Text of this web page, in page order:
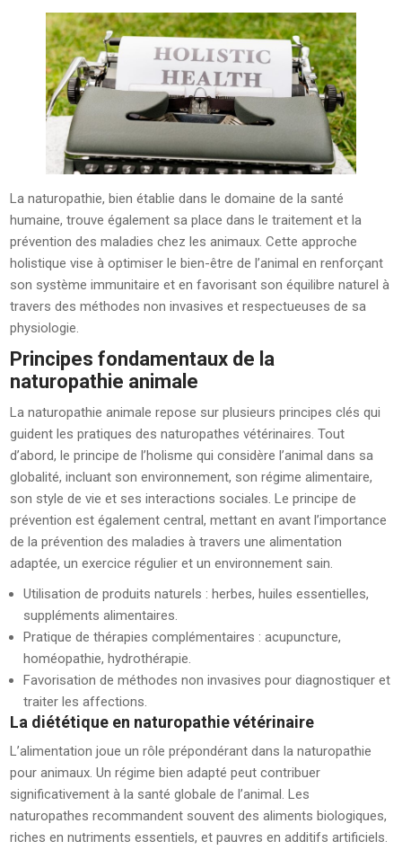
La naturopathie, bien établie dans le domaine de la santé
humaine, trouve également sa place dans le traitement et la
prévention des maladies chez les animaux. Cette approche
holistique vise à optimiser le bien-être de l’animal en renforçant
son système immunitaire et en favorisant son équilibre naturel à
travers des méthodes non invasives et respectueuses de sa
physiologie.
Principes fondamentaux de la
naturopathie animale
La naturopathie animale repose sur plusieurs principes clés qui
guident les pratiques des naturopathes vétérinaires. Tout
d’abord, le principe de l’holisme qui considère l’animal dans sa
globalité, incluant son environnement, son régime alimentaire,
son style de vie et ses interactions sociales. Le principe de
prévention est également central, mettant en avant l’importance
de la prévention des maladies à travers une alimentation
adaptée, un exercice régulier et un environnement sain.
Utilisation de produits naturels : herbes, huiles essentielles,
suppléments alimentaires.
Pratique de thérapies complémentaires : acupuncture,
homéopathie, hydrothérapie.
Favorisation de méthodes non invasives pour diagnostiquer et
traiter les affections.
La diététique en naturopathie vétérinaire
L’alimentation joue un rôle prépondérant dans la naturopathie
pour animaux. Un régime bien adapté peut contribuer
significativement à la santé globale de l’animal. Les
naturopathes recommandent souvent des aliments biologiques,
riches en nutriments essentiels, et pauvres en additifs artificiels.